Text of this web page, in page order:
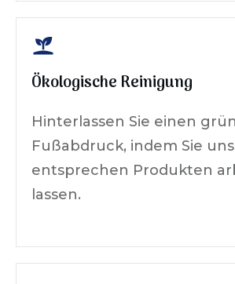
Ökologische Reinigung
Hinterlassen Sie einen
Fußabdruck, indem Sie
entsprechen Produkten
lassen.